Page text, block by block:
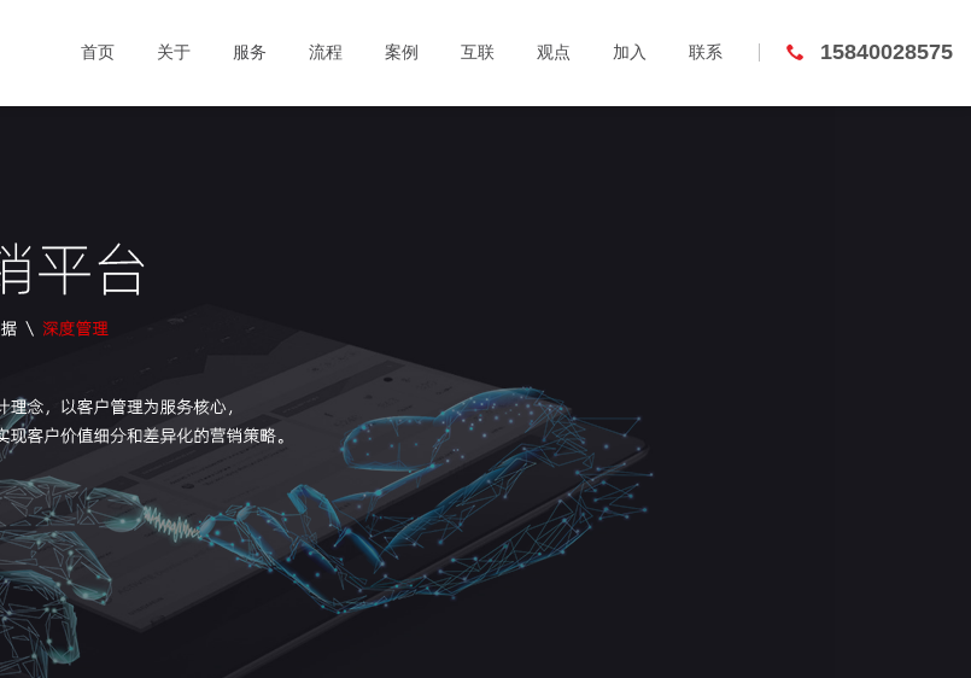
首页 关于 服务 流程 案例 互联 观点 加入 联系 15840028575